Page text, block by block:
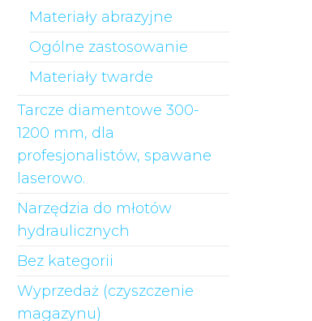
Materiały abrazyjne
Ogólne zastosowanie
Materiały twarde
Tarcze diamentowe 300-
1200 mm, dla
profesjonalistów, spawane
laserowo.
Narzędzia do młotów
hydraulicznych
Bez kategorii
Wyprzedaż (czyszczenie
magazynu)